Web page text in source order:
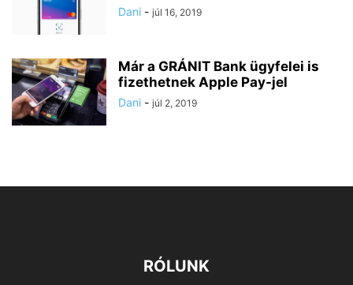
Dani - júl 16, 2019
Már a GRÁNIT Bank ügyfelei is
fizethetnek Apple Pay-jel
Dani - júl 2, 2019
RÓLUNK